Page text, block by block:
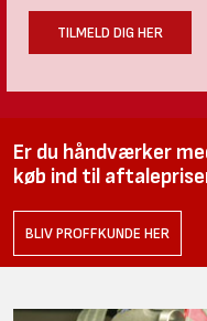
TILMELD DIG HER
Er du håndværker
køb ind til
BLIV PROFFKUNDE HER